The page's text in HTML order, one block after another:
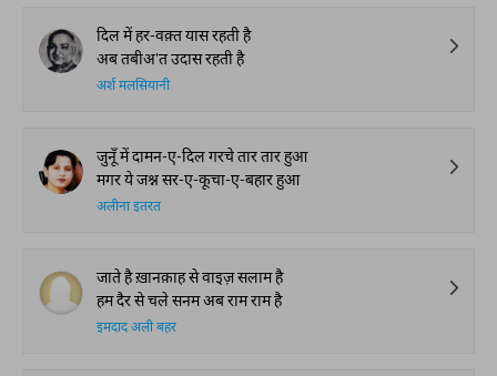
दिल में हर-वक़्त यास रहती है
अब तबीअ'त उदास रहती है
अर्श मलसियानी
जुनूँ में दामन-ए-दिल गरचे तार तार हुआ
मगर ये जश्न सर-ए-कूचा-ए-बहार हुआ
अलीना इतरत
जाते है ख़ानक़ाह से वाइज़ सलाम है
हम दैर से चले सनम अब राम राम है
इमदाद अली बहर